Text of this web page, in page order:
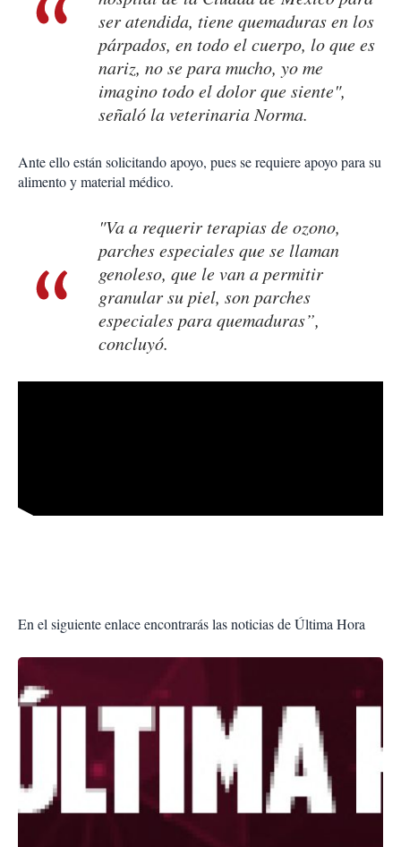
ser atendida, tiene quemaduras en los
párpados, en todo el cuerpo, lo que es
nariz, no se para mucho, yo me
imagino todo el dolor que siente",
señaló la veterinaria Norma.
Ante ello están solicitando apoyo, pues se requiere apoyo para su
alimento y material médico.
"Va a requerir terapias de ozono,
parches especiales que se llaman
genoleso, que le van a permitir
granular su piel, son parches
especiales para quemaduras”,
concluyó.
En el siguiente enlace encontrarás las noticias de Última Hora